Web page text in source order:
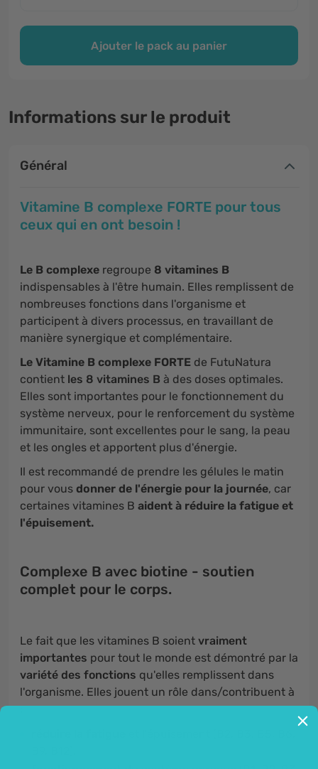
Ajouter le pack au panier
Informations sur le produit
Général
Vitamine B complexe FORTE pour tous
ceux qui en ont besoin !
Le B complexe regroupe 8 vitamines B
indispensables à l'être humain. Elles remplissent de
nombreuses fonctions dans l'organisme et
participent à divers processus, en travaillant de
manière synergique et complémentaire.
Le Vitamine B complexe FORTE de FutuNatura
contient les 8 vitamines B à des doses optimales.
Elles sont importantes pour le fonctionnement du
système nerveux, pour le renforcement du système
immunitaire, sont excellentes pour le sang, la peau
et les ongles et apportent plus d'énergie.
Il est recommandé de prendre les gélules le matin
pour vous donner de l'énergie pour la journée, car
certaines vitamines B aident à réduire la fatigue et
l'épuisement.
Complexe B avec biotine - soutien
complet pour le corps.
Le fait que les vitamines B soient vraiment
importantes pour tout le monde est démontré par la
variété des fonctions qu'elles remplissent dans
l'organisme. Elles jouent un rôle dans/contribuent à
: